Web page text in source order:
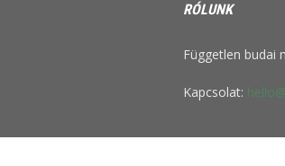
RÓLUNK
Független budai
Kapcsolat: